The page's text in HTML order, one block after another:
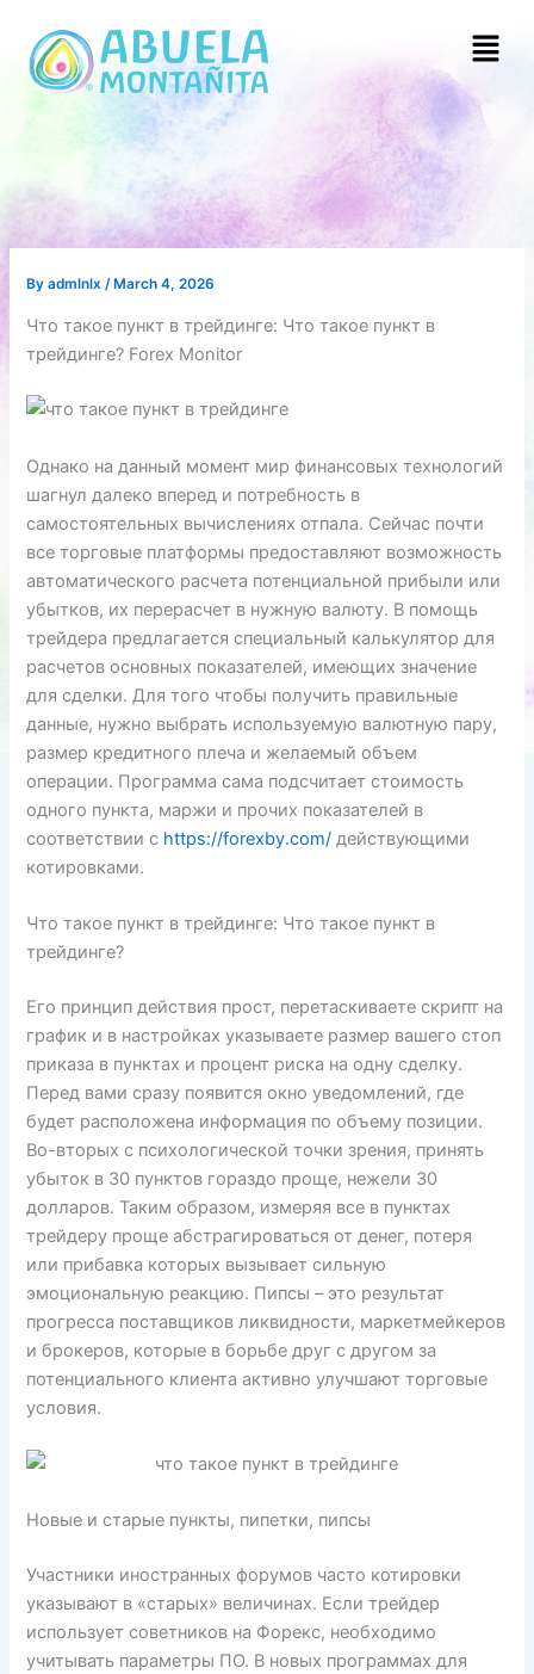
content
Menu
Byadmlnlx /March 4, 2026
Что такое пункт в трейдинге: Что такое пункт в
трейдинге? Forex Monitor
Однако на данный момент мир финансовых технологий
шагнул далеко вперед и потребность в
самостоятельных вычислениях отпала. Сейчас почти
все торговые платформы предоставляют возможность
автоматического расчета потенциальной прибыли или
убытков, их перерасчет в нужную валюту. В помощь
трейдера предлагается специальный калькулятор для
расчетов основных показателей, имеющих значение
для сделки. Для того чтобы получить правильные
данные, нужно выбрать используемую валютную пару,
размер кредитного плеча и желаемый объем
операции. Программа сама подсчитает стоимость
одного пункта, маржи и прочих показателей в
соответствии с https://forexby.com/ действующими
котировками.
Что такое пункт в трейдинге: Что такое пункт в
трейдинге?
Его принцип действия прост, перетаскиваете скрипт на
график и в настройках указываете размер вашего стоп
приказа в пунктах и процент риска на одну сделку.
Перед вами сразу появится окно уведомлений, где
будет расположена информация по объему позиции.
Во-вторых с психологической точки зрения, принять
убыток в 30 пунктов гораздо проще, нежели 30
долларов. Таким образом, измеряя все в пунктах
трейдеру проще абстрагироваться от денег, потеря
или прибавка которых вызывает сильную
эмоциональную реакцию. Пипсы – это результат
прогресса поставщиков ликвидности, маркетмейкеров
и брокеров, которые в борьбе друг с другом за
потенциального клиента активно улучшают торговые
условия.
Новые и старые пункты, пипетки, пипсы
Участники иностранных форумов часто котировки
указывают в «старых» величинах. Если трейдер
использует советников на Форекс, необходимо
учитывать параметры ПО. В новых программах для